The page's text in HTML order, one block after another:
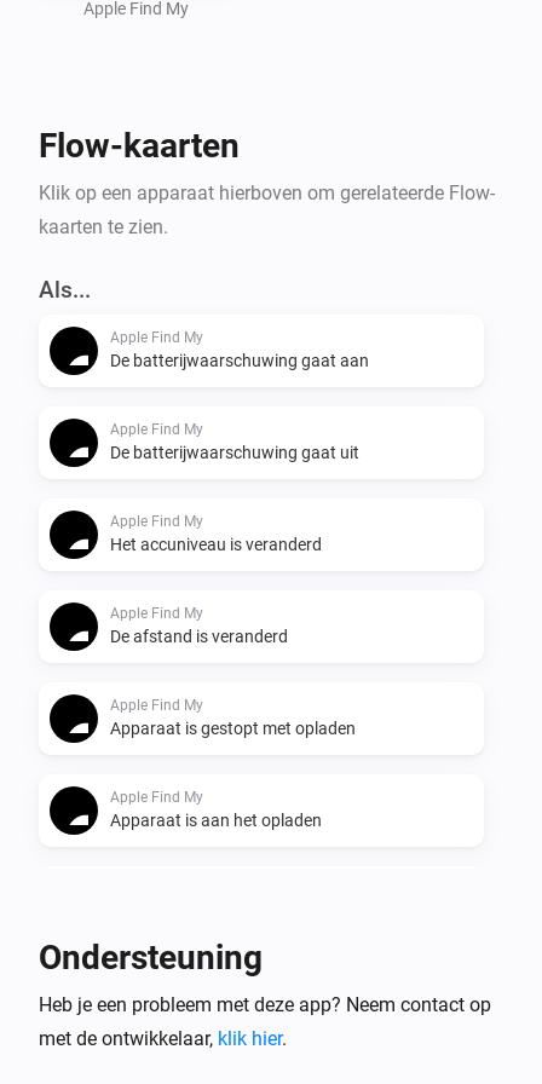
Apple Find My
Flow-kaarten
Klik op een apparaat hierboven om gerelateerde Flow-
kaarten te zien.
Als...
Apple Find My
De batterijwaarschuwing gaat aan
Apple Find My
De batterijwaarschuwing gaat uit
Apple Find My
Het accuniveau is veranderd
Apple Find My
De afstand is veranderd
Apple Find My
Apparaat is gestopt met opladen
Apple Find My
Apparaat is aan het opladen
Apparaat is thuis gekomen
Ondersteuning
Heb je een probleem met deze app? Neem contact op
met de ontwikkelaar, klik hier.